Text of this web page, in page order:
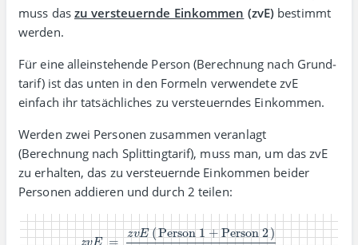
muss das zu versteuernde Einkommen (zvE) bestimmt
werden.
Für eine allein­stehende Person (Berechnung nach Grund­
tarif) ist das unten in den Formeln verwendete zvE
einfach ihr tat­säch­liches zu versteuerndes Einkommen.
Werden zwei Personen zusammen veranlagt
(Berechnung nach Splitting­tarif), muss man, um das zvE
zu erhalten, das zu versteuernde Einkommen beider
Personen addieren und durch 2 teilen:
zvE=zvE(Person 1+Person 2)2